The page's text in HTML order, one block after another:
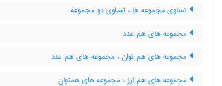
تساوی مجموعه ها ، تساوی دو مجموعه
مجموعه های هم عدد
مجموعه های هم توان ، مجموعه های هم عدد
مجموعه های هم ارز ، مجموعه های همتوان